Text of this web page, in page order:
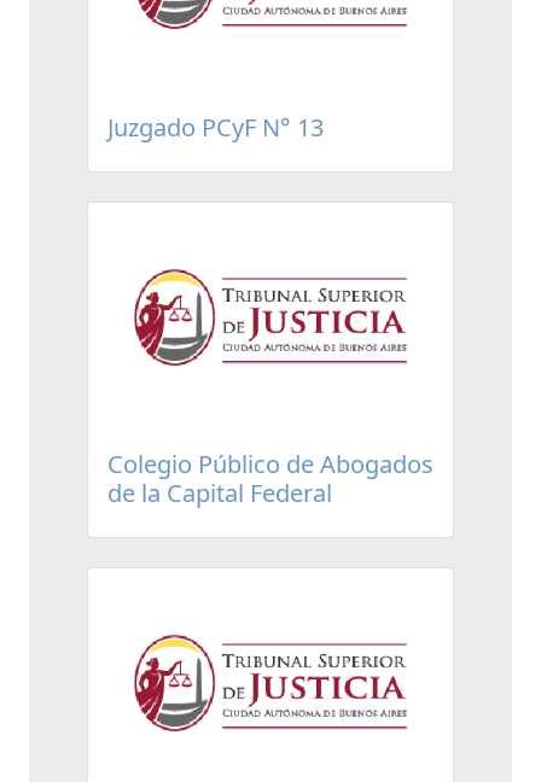
Juzgado PCyF N° 13
Colegio Público de Abogados
de la Capital Federal